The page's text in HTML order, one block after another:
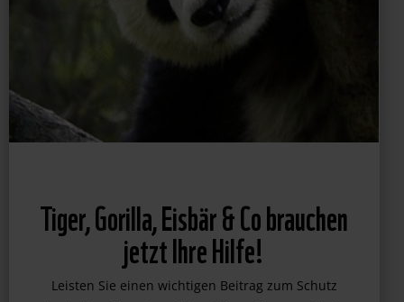
Tiger, Gorilla, Eisbär & Co brauchen
jetzt Ihre Hilfe!
Leisten Sie einen wichtigen Beitrag zum Schutz